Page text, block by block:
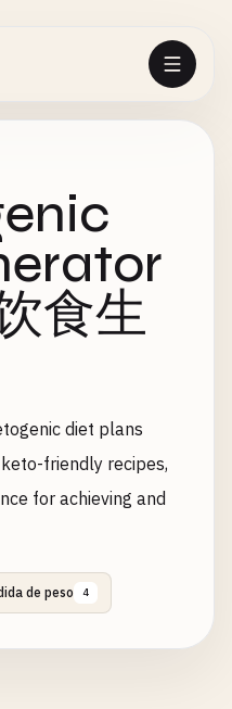
食生
diet plans
friendly recipes,
for achieving and
de peso 4